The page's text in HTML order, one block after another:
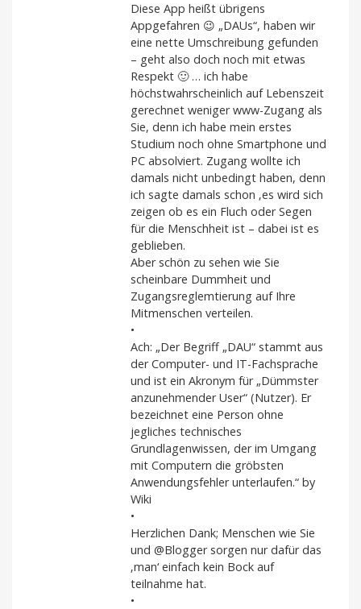
Diese App heißt übrigens
Appgefahren 😉 „DAUs“, haben wir
eine nette Umschreibung gefunden
– geht also doch noch mit etwas
Respekt 🙂 … ich habe
höchstwahrscheinlich auf Lebenszeit
gerechnet weniger www-Zugang als
Sie, denn ich habe mein erstes
Studium noch ohne Smartphone und
PC absolviert. Zugang wollte ich
damals nicht unbedingt haben, denn
ich sagte damals schon ‚es wird sich
zeigen ob es ein Fluch oder Segen
für die Menschheit ist – dabei ist es
geblieben.
Aber schön zu sehen wie Sie
scheinbare Dummheit und
Zugangsreglemtierung auf Ihre
Mitmenschen verteilen.
•
Ach: „Der Begriff „DAU“ stammt aus
der Computer- und IT-Fachsprache
und ist ein Akronym für „Dümmster
anzunehmender User“ (Nutzer). Er
bezeichnet eine Person ohne
jegliches technisches
Grundlagenwissen, der im Umgang
mit Computern die gröbsten
Anwendungsfehler unterlaufen.“ by
Wiki
•
Herzlichen Dank; Menschen wie Sie
und @Blogger sorgen nur dafür das
‚man‘ einfach kein Bock auf
teilnahme hat.
•